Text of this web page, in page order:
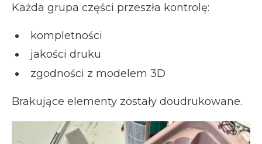
Każda grupa części przeszła kontrolę:
kompletności
jakości druku
zgodności z modelem 3D
Brakujące elementy zostały doudrukowane.